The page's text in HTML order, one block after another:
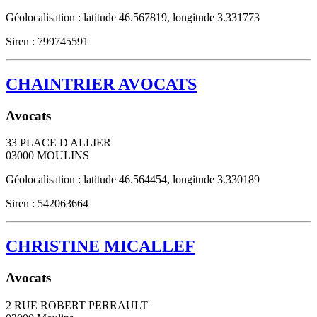
Géolocalisation : latitude 46.567819, longitude 3.331773
Siren : 799745591
CHAINTRIER AVOCATS
Avocats
33 PLACE D ALLIER
03000 MOULINS
Géolocalisation : latitude 46.564454, longitude 3.330189
Siren : 542063664
CHRISTINE MICALLEF
Avocats
2 RUE ROBERT PERRAULT